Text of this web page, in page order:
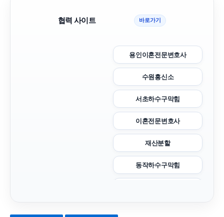
협력 사이트 바로가기
용인이혼전문변호사
수원흥신소
서초하수구막힘
이혼전문변호사
재산분할
동작하수구막힘